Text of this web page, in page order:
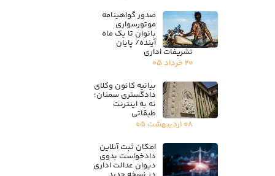
صدور گواهینامه
موتورسواری
بانوان تا یک ماه
آینده/ پایان
تشریفات اداری
۲۰ خرداد ۰۵
بیانیه کانون وکلای
دادگستری سمنان؛
نه به اینترنت
طبقاتی
۰۸ اردیبهشت ۰۵
امکان ثبت آنلاین
دادخواست بدوی
دیوان عدالت اداری